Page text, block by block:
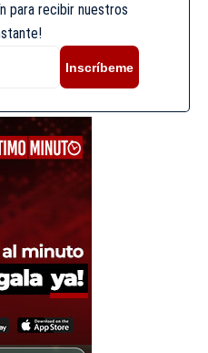
para recibir nuestros
Inscríbeme